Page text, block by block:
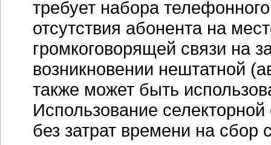
требует набора
отсутствия абонента на
громкоговорящей связи на
возникновении нештатной
также может быть
Использование
без затрат времени на сбор